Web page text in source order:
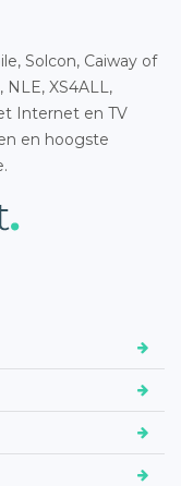
Solcon, Caiway of
NLE, XS4ALL,
Internet en TV
en hoogste